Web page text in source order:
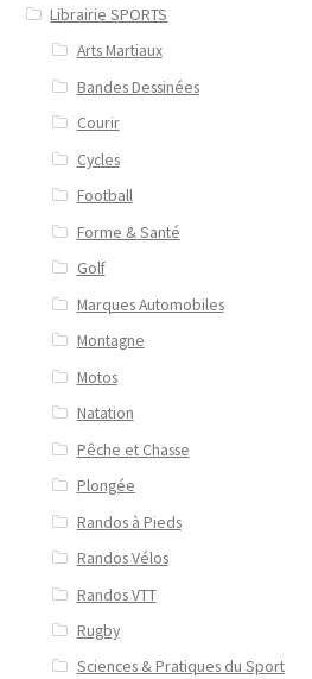
Librairie SPORTS
Arts Martiaux
Bandes Dessinées
Courir
Cycles
Football
Forme & Santé
Golf
Marques Automobiles
Montagne
Motos
Natation
Pêche et Chasse
Plongée
Randos à Pieds
Randos Vélos
Randos VTT
Rugby
Sciences & Pratiques du Sport